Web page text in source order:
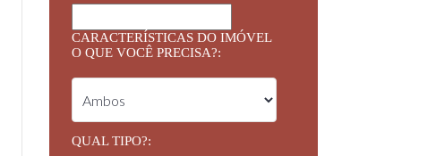
CARACTERÍSTICAS DO IMÓVEL
O QUE VOCÊ PRECISA?:
QUAL TIPO?: